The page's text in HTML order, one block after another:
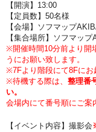
【開演】13:00
【定員数】50名様
【会場】ソフマップ
【集合場所】ソフマッ
※開催時間10分前より開
うにお願い致します。
※7Fより階段にて8Fにお
※待機する際は、 整理番
い。
会場内にて番号順にご案
【イベント内容】撮影会